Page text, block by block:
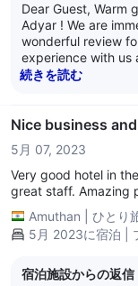
Dear Guest, Warm greetings from Crowne Plaza Chennai
Adyar ! We are immensely grateful for your writing such
wonderful review
experience with us
out to review us. Crowne Plaza Chennai Adyar Park aims to
We eagerly look
Crowne Plaza
続きを読む
Nice business
5月 07, 2023
Very good hotel in
great staff. Amazing
Amuthan
ひとり
5月 2023に宿泊 |
宿泊施設からの返信